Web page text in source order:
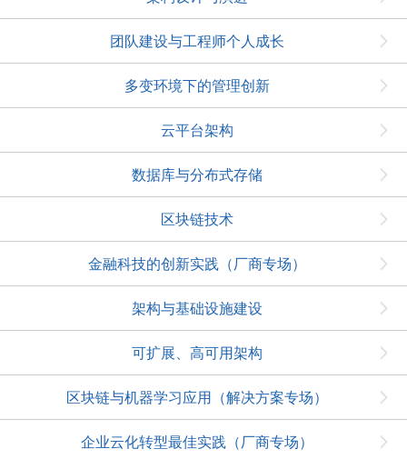
团队建设与工程师个人成长
多变环境下的管理创新
云平台架构
数据库与分布式存储
区块链技术
金融科技的创新实践（厂商专场）
架构与基础设施建设
可扩展、高可用架构
区块链与机器学习应用（解决方案专场）
企业云化转型最佳实践（厂商专场）